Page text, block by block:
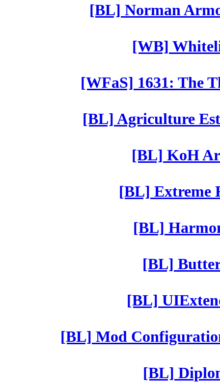
[BL] Norman
[WB]
[WFaS] 1631: The
[BL] Agriculture
[BL] KoH
[BL] Extreme
[BL]
[BL]
[BL]
[BL] Mod
[BL]